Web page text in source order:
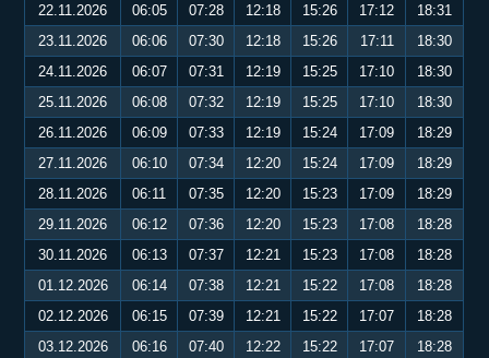
22.11.2026
06:05 07:28 12:18 15:26 17:12
18:31
23.11.2026
06:06 07:30 12:18 15:26 17:11
18:30
24.11.2026
06:07 07:31 12:19 15:25 17:10
18:30
25.11.2026
06:08 07:32 12:19 15:25 17:10
18:30
26.11.2026
06:09 07:33 12:19 15:24 17:09
18:29
27.11.2026
06:10 07:34 12:20 15:24 17:09
18:29
28.11.2026
06:11 07:35 12:20 15:23 17:09
18:29
29.11.2026
06:12 07:36 12:20 15:23 17:08
18:28
30.11.2026
06:13 07:37 12:21 15:23 17:08
18:28
01.12.2026
06:14 07:38 12:21 15:22 17:08
18:28
02.12.2026
06:15 07:39 12:21 15:22 17:07
18:28
03.12.2026
06:16 07:40 12:22 15:22 17:07 18:28